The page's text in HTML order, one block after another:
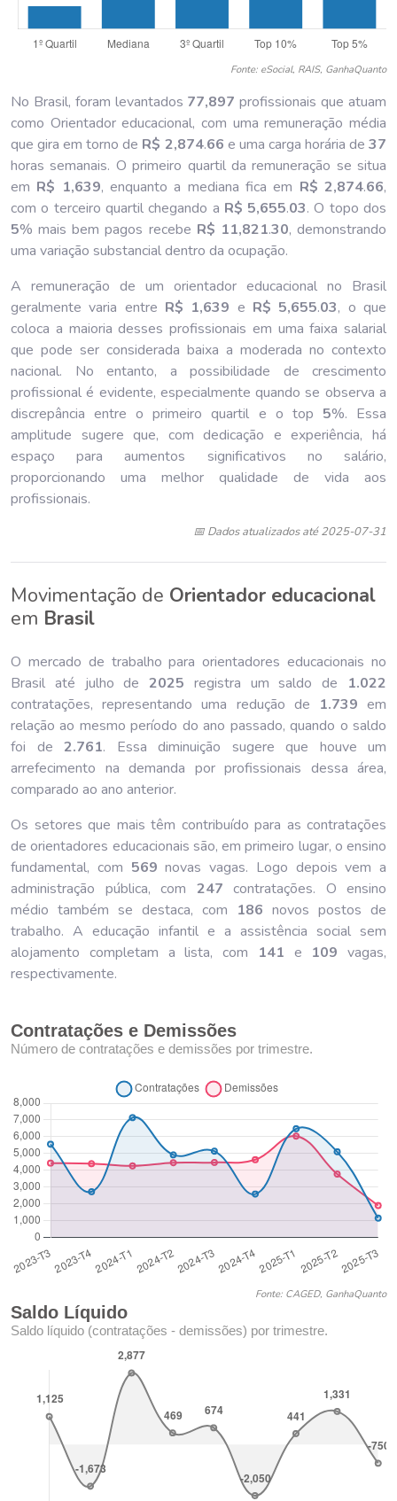
Fonte: eSocial, RAIS, GanhaQuanto
No Brasil, foram levantados 77,897 profissionais que atuam
como Orientador educacional, com uma remuneração média
que gira em torno de R$ 2,874.66 e uma carga horária de37
horas semanais. O primeiro quartil da remuneração se situa
em R$ 1,639, enquanto a mediana fica em R$ 2,874.66,
com o terceiro quartil chegando a R$ 5,655.03. O topo dos
5% mais bem pagos recebe R$ 11,821.30, demonstrando
uma variação substancial dentro da ocupação.
A remuneração de um orientador educacional no Brasil
geralmente varia entre R$ 1,639 e R$ 5,655.03, o que
coloca a maioria desses profissionais em uma faixa salarial
que pode ser considerada baixa a moderada no contexto
nacional. No entanto, a possibilidade de crescimento
profissional é evidente, especialmente quando se observa a
discrepância entre o primeiro quartil e o top 5%. Essa
amplitude sugere que, com dedicação e experiência, há
espaço para aumentos significativos no salário,
proporcionando uma melhor qualidade de vida aos
profissionais.
📅 Dados atualizados até 2025-07-31
Movimentação de Orientador educacional
em Brasil
O mercado de trabalho para orientadores educacionais no
Brasil até julho de2025 registra um saldo de 1.022
contratações, representando uma redução de 1.739 em
relação ao mesmo período do ano passado, quando o saldo
foi de 2.761. Essa diminuição sugere que houve um
arrefecimento na demanda por profissionais dessa área,
comparado ao ano anterior.
Os setores que mais têm contribuído para as contratações
de orientadores educacionais são, em primeiro lugar, o ensino
fundamental, com 569 novas vagas. Logo depois vem a
administração pública, com 247 contratações. O ensino
médio também se destaca, com 186 novos postos de
trabalho. A educação infantil e a assistência social sem
alojamento completam a lista, com
141 e 109 vagas,
respectivamente.
Contratações e Demissões
Número de contratações e demissões por trimestre.
Fonte: CAGED, GanhaQuanto
Saldo Líquido
Saldo líquido (contratações - demissões) por trimestre.